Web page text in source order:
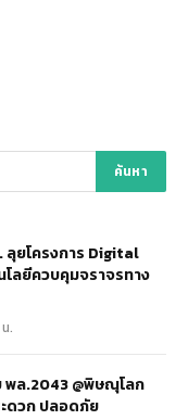
ลุยโครงการ Digital
โลยีควบคุมจราจรทาง
.
พล.2043 @พิษณุโลก
ดวก ปลอดภัย